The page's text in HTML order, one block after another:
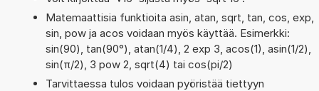
Matemaattisia funktioita asin, atan, sqrt, tan, cos, exp,
sin, pow ja acos voidaan myös käyttää. Esimerkki:
sin(90), tan(90°), atan(1/4), 2 exp 3, acos(1), asin(1/2),
sin(π/2), 3 pow 2, sqrt(4) tai cos(pi/2)
Tarvittaessa tulos voidaan pyöristää tiettyyn